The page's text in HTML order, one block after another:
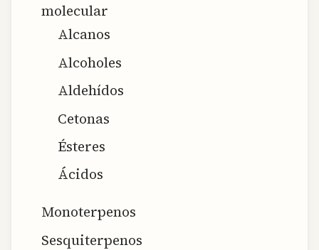
molecular
Alcanos
Alcoholes
Aldehídos
Cetonas
Ésteres
Ácidos
Monoterpenos
Sesquiterpenos